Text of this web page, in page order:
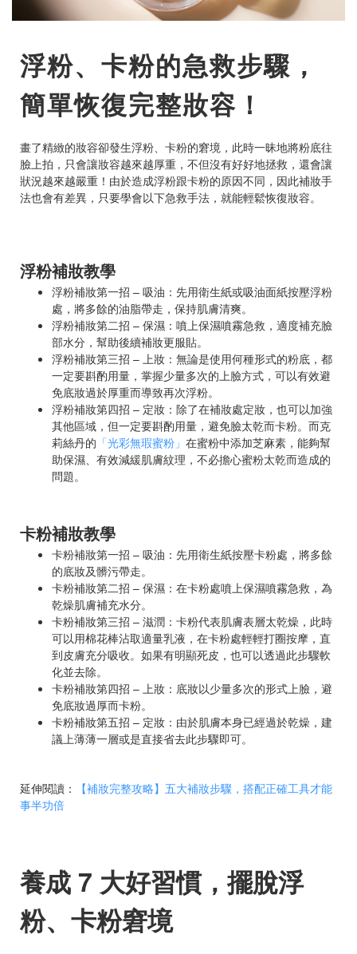
浮粉、卡粉的急救步驟，
簡單恢復完整妝容！
畫了精緻的妝容卻發生浮粉、卡粉的窘境，此時一昧地將粉底往
臉上拍，只會讓妝容越來越厚重，不但沒有好好地拯救，還會讓
狀況越來越嚴重！由於造成浮粉跟卡粉的原因不同，因此補妝手
法也會有差異，只要學會以下急救手法，就能輕鬆恢復妝容。
浮粉補妝教學
浮粉補妝第一招 – 吸油：先用衛生紙或吸油面紙按壓浮粉
處，將多餘的油脂帶走，保持肌膚清爽。
浮粉補妝第二招 – 保濕：噴上保濕噴霧急救，適度補充臉
部水分，幫助後續補妝更服貼。
浮粉補妝第三招 – 上妝：無論是使用何種形式的粉底，都
一定要斟酌用量，掌握少量多次的上臉方式，可以有效避
免底妝過於厚重而導致再次浮粉。
浮粉補妝第四招 – 定妝：除了在補妝處定妝，也可以加強
其他區域，但一定要斟酌用量，避免臉太乾而卡粉。而克
莉絲丹的 「光彩無瑕蜜粉」 在蜜粉中添加芝麻素，能夠幫
助保濕、有效減緩肌膚紋理，不必擔心蜜粉太乾而造成的
問題。
卡粉補妝教學
卡粉補妝第一招 – 吸油：先用衛生紙按壓卡粉處，將多餘
的底妝及髒污帶走。
卡粉補妝第二招 – 保濕：在卡粉處噴上保濕噴霧急救，為
乾燥肌膚補充水分。
卡粉補妝第三招 – 滋潤：卡粉代表肌膚表層太乾燥，此時
可以用棉花棒沾取適量乳液，在卡粉處輕輕打圈按摩，直
到皮膚充分吸收。如果有明顯死皮，也可以透過此步驟軟
化並去除。
卡粉補妝第四招 – 上妝：底妝以少量多次的形式上臉，避
免底妝過厚而卡粉。
卡粉補妝第五招 – 定妝：由於肌膚本身已經過於乾燥，建
議上薄薄一層或是直接省去此步驟即可。
延伸閱讀：
【補妝完整攻略】五大補妝步驟，搭配正確工具才能
事半功倍
養成 7 大好習慣，擺脫浮
粉、卡粉窘境